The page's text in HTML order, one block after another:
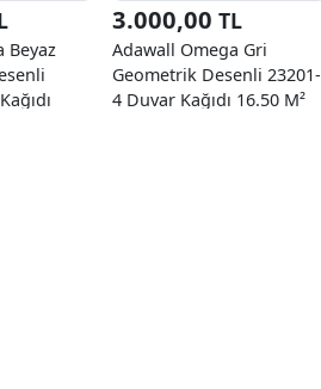
Beyaz
3.000,00 TL
Adawall Omega Gri
Geometrik Desenli 23201-
4 Duvar Kağıdı 16.50 M²